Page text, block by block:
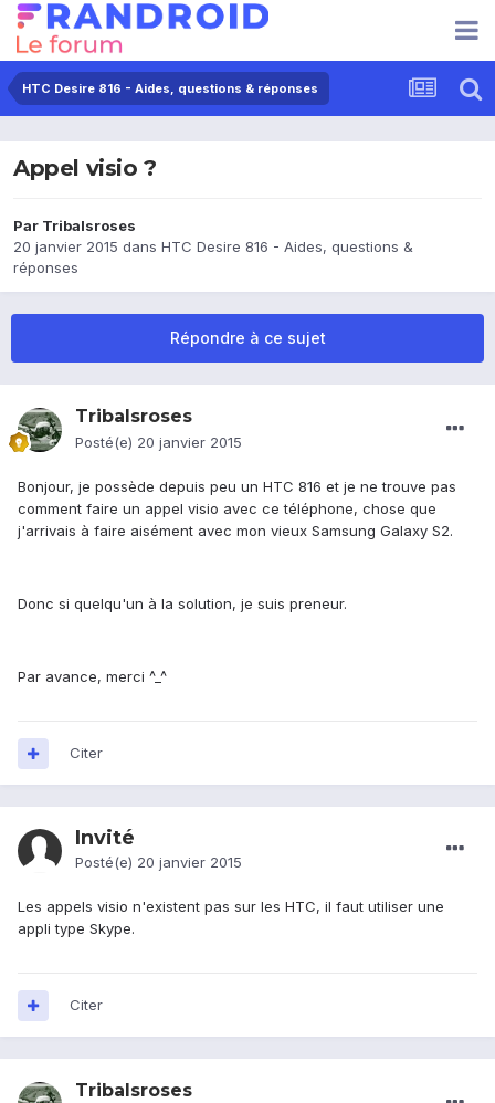
HTC Desire 816 - Aides, questions & réponses
Appel visio ?
Par Tribalsroses
20 janvier 2015 dans HTC Desire 816 - Aides, questions &
réponses
Répondre à ce sujet
Tribalsroses
Posté(e) 20 janvier 2015
Bonjour, je possède depuis peu un HTC 816 et je ne trouve pas
comment faire un appel visio avec ce téléphone, chose que
j'arrivais à faire aisément avec mon vieux Samsung Galaxy S2.
Donc si quelqu'un à la solution, je suis preneur.
Par avance, merci ^_^
Citer
Invité
Posté(e) 20 janvier 2015
Les appels visio n'existent pas sur les HTC, il faut utiliser une
appli type Skype.
Citer
Tribalsroses